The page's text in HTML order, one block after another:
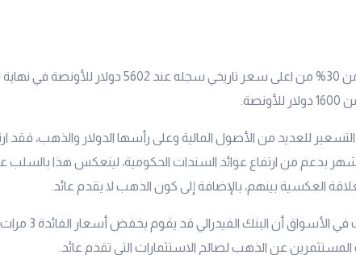
الذهب انخفض بنسبة تقترب من 30% من اعلى سعر تاريخي سجله عند 5602 دولار
للعديد من الأصول المالية وعلى رأسها الدولار والذهب، فقد
لأعلى مستوياته منذ 13 شهر بدعم من ارتفاع عوائد السندات الحكومية، لينعكس هذا
العكسية بينهم، بالإضافة إلى كون الذهب لا يقدم عائد.
يأتي هذا في ظل تزايد التوقعات في الأسواق أن
عن الذهب لصالح الاستثمارات التي تقدم عائد.